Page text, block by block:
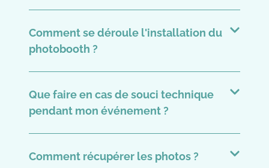
Comment se déroule l'installation du
photobooth ?
Que faire en cas de souci technique
pendant mon événement ?
Comment récupérer les photos ?